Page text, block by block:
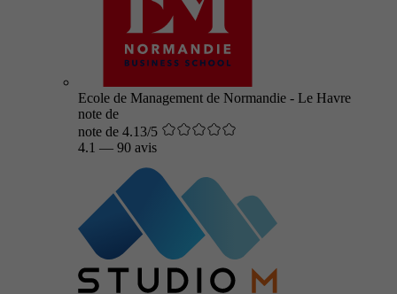
Ecole de Management de Normandie - Le Havre
note de
note de 4.13/5
4.1 — 90 avis